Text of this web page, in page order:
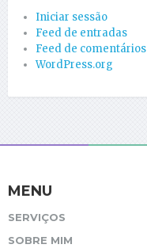
Iniciar sessão
Feed de entradas
Feed de comentários
WordPress.org
MENU
SERVIÇOS
SOBRE MIM